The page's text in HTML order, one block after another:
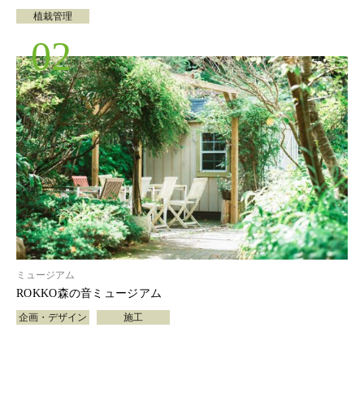
植栽管理
02
ミュージアム
ROKKO森の音ミュージアム
企画・デザイン 施工